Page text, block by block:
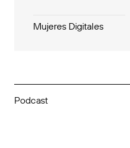
Mujeres Digitales
Podcast